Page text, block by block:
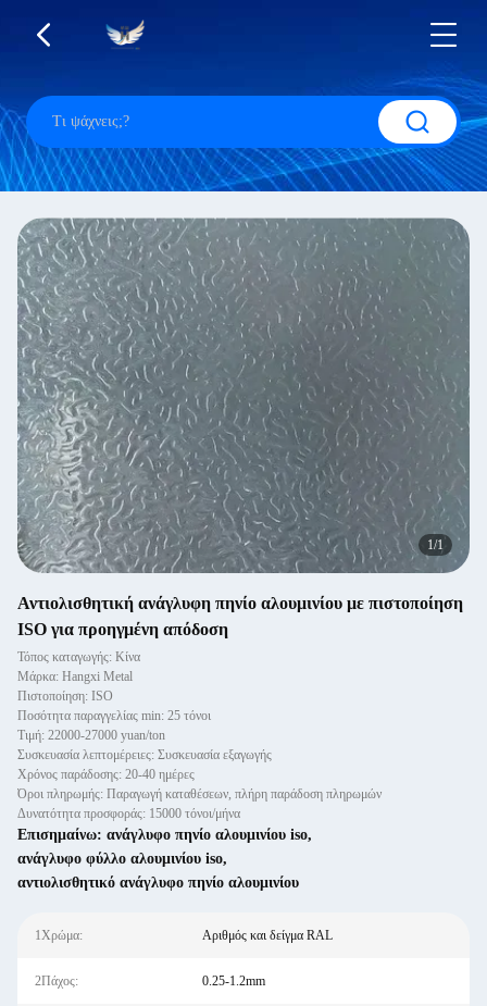
1/1
Αντιολισθητική ανάγλυφη πηνίο αλουμινίου με πιστοποίηση
ISO για προηγμένη απόδοση
Τόπος καταγωγής: Κίνα
Μάρκα: Hangxi Metal
Πιστοποίηση: ISO
Ποσότητα παραγγελίας min: 25 τόνοι
Τιμή: 22000-27000 yuan/ton
Συσκευασία λεπτομέρειες: Συσκευασία εξαγωγής
Χρόνος παράδοσης: 20-40 ημέρες
Όροι πληρωμής: Παραγωγή καταθέσεων, πλήρη παράδοση πληρωμών
Δυνατότητα προσφοράς: 15000 τόνοι/μήνα
Επισημαίνω: ανάγλυφο πηνίο αλουμινίου iso,
ανάγλυφο φύλλο αλουμινίου iso,
αντιολισθητικό ανάγλυφο πηνίο αλουμινίου
1Χρώμα: Αριθμός και δείγμα RAL
2Πάχος: 0.25-1.2mm